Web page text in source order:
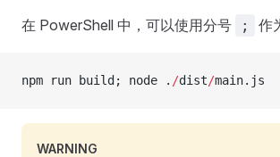
在 PowerShell 中，可以使用分号 ; 作
npm run build; node . /dist/main.js
WARNING